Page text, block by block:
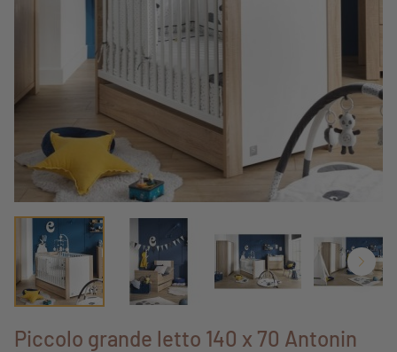
Piccolo grande letto 140 x 70 Antonin